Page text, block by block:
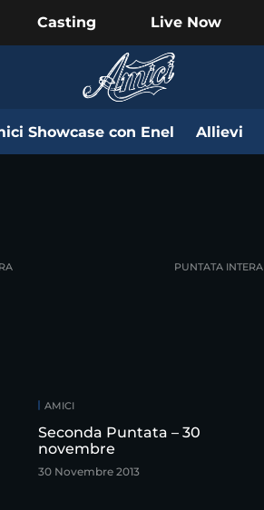
Casting Live Now
Showcase con Enel Allievi
AMICI
Seconda Puntata – 30
novembre
30 Novembre 2013
PUNTATA INTERA